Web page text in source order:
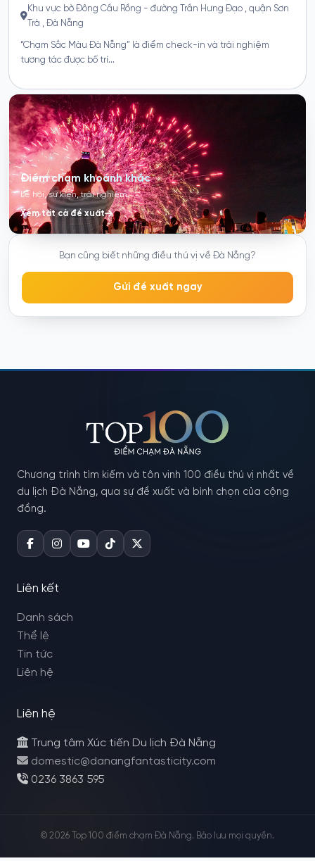
Điểm chạm khoảnh khắc
Lễ hội, sự kiện, trải nghiệm
Xem tất cả đề xuất
Bạn cũng biết những điều thú vị về Đà Nẵng?
Gửi đề xuất ngay
Chương trình tìm kiếm và tôn vinh 100 điều thú vị nhất về
du lịch Đà Nẵng, qua sự đề xuất và bình chọn của cộng
đồng.
Liên kết
Danh sách
Thể lệ
Tin tức
Liên hệ
Liên hệ
Trung tâm Xúc tiến Du lịch Đà Nẵng
domestic@danangfantasticity.com
0236 3863 595
© 2026 Top 100 điểm chạm Đà Nẵng. Bảo lưu mọi quyền.